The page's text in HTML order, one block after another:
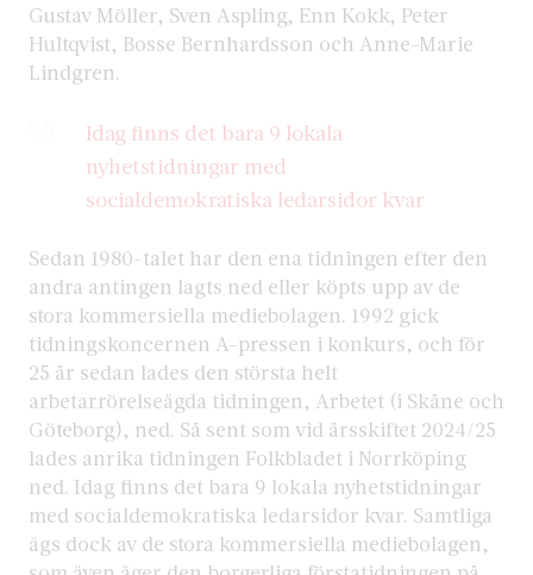
Gustav Möller, Sven Aspling, Enn Kokk, Peter
Hultqvist, Bosse Bernhardsson och Anne-Marie
Lindgren.
Idag finns det bara 9 lokala
nyhetstidningar med
socialdemokratiska ledarsidor kvar
Sedan 1980-talet har den ena tidningen efter den
andra antingen lagts ned eller köpts upp av de
stora kommersiella mediebolagen. 1992 gick
tidningskoncernen A-pressen i konkurs, och för
25 år sedan lades den största helt
arbetarrörelseägda tidningen, Arbetet (i Skåne och
Göteborg), ned. Så sent som vid årsskiftet 2024/25
lades anrika tidningen Folkbladet i Norrköping
ned. Idag finns det bara 9 lokala nyhetstidningar
med socialdemokratiska ledarsidor kvar. Samtliga
ägs dock av de stora kommersiella mediebolagen,